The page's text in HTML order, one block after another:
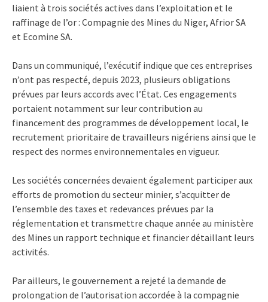
liaient à trois sociétés actives dans l’exploitation et le
raffinage de l’or : Compagnie des Mines du Niger, Afrior SA
et Ecomine SA.
Dans un communiqué, l’exécutif indique que ces entreprises
n’ont pas respecté, depuis 2023, plusieurs obligations
prévues par leurs accords avec l’État. Ces engagements
portaient notamment sur leur contribution au
financement des programmes de développement local, le
recrutement prioritaire de travailleurs nigériens ainsi que le
respect des normes environnementales en vigueur.
Les sociétés concernées devaient également participer aux
efforts de promotion du secteur minier, s’acquitter de
l’ensemble des taxes et redevances prévues par la
réglementation et transmettre chaque année au ministère
des Mines un rapport technique et financier détaillant leurs
activités.
Par ailleurs, le gouvernement a rejeté la demande de
prolongation de l’autorisation accordée à la compagnie